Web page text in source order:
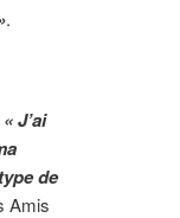
.
« J’ai
de
Amis